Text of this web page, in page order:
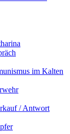
im Kalten
/ Antwort